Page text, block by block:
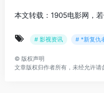
本文转载：1905电影网，
# 影视资讯 # *新复仇
© 版权声明
文章版权归作者所有，未经允许请